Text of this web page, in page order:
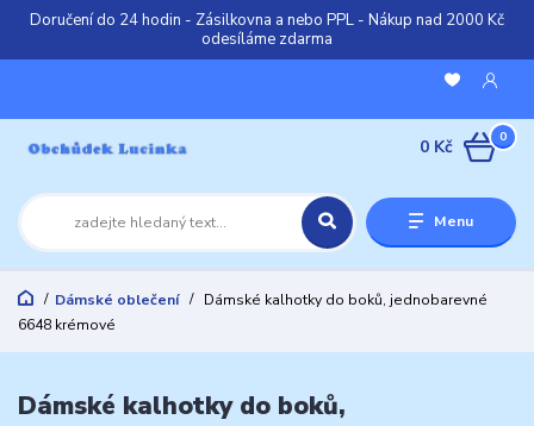
Doručení do 24 hodin - Zásilkovna a nebo PPL - Nákup nad 2000 Kč
odesíláme zdarma
Menu
0
0 Kč
Dámské oblečení
Dámské kalhotky do boků, jednobarevné
6648 krémové
Dámské kalhotky do boků,